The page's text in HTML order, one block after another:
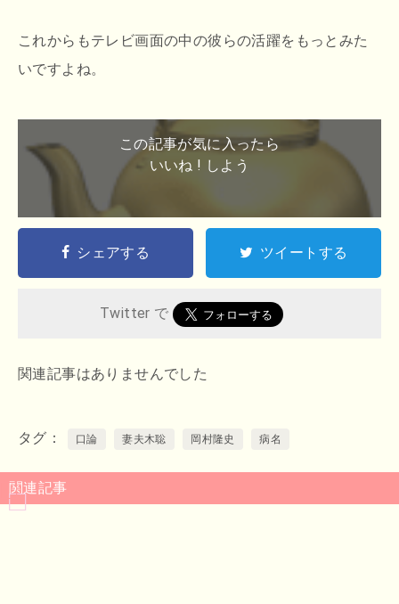
これからもテレビ画面の中の彼らの活躍をもっとみた
いですよね。
この記事が気に入ったら
いいね ! しよう
シェアする ツイートする
Twitter で
関連記事はありませんでした
タグ 口論 妻夫木聡 岡村隆史 病名
関連記事